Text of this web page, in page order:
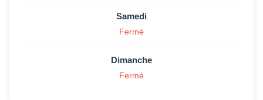
Samedi
Fermé
Dimanche
Fermé